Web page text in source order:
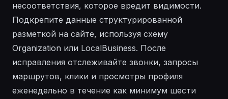
несоответствия, которое вредит видимости.
Подкрепите данные структурированной
разметкой на сайте, используя схему
Organization или LocalBusiness. После
исправления отслеживайте звонки, запросы
маршрутов, клики и просмотры профиля
еженедельно в течение как минимум шести